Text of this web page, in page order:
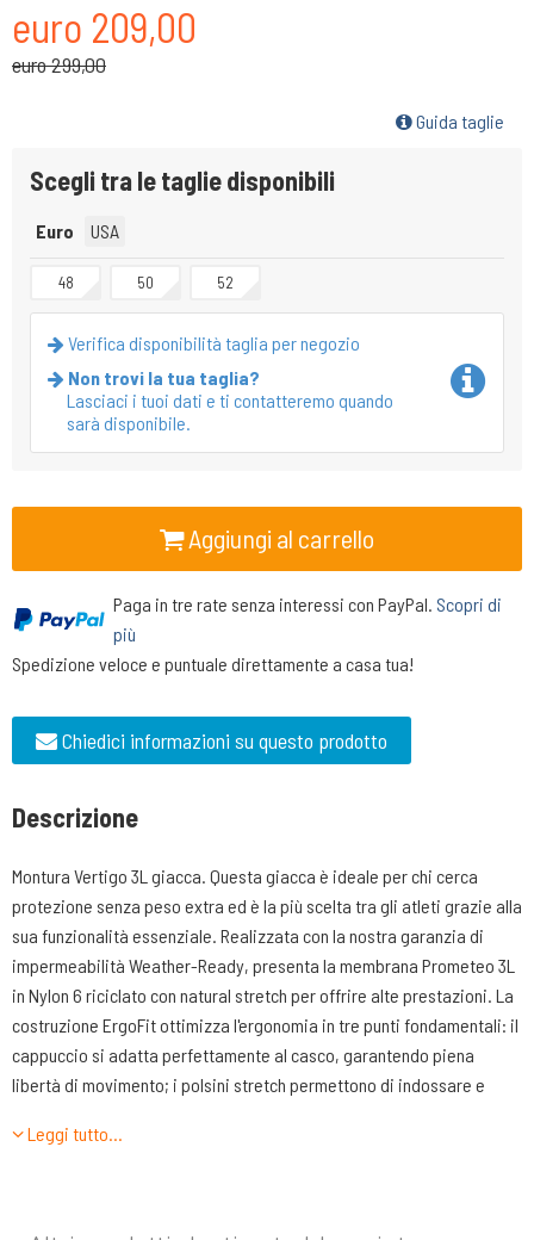
euro 209,00
euro 299,00
Guida taglie
Scegli tra le taglie disponibili
Euro USA
48 50 52
Verifica disponibilità taglia per negozio
Non trovi la tua taglia?
Lasciaci i tuoi dati e ti contatteremo quando
sarà disponibile.
Aggiungi al carrello
Paga in tre rate senza interessi con PayPal. Scopri di
più
Spedizione veloce e puntuale direttamente a casa tua!
Chiedici informazioni su questo prodotto
Descrizione
Montura Vertigo 3L giacca. Questa giacca è ideale per chi cerca
protezione senza peso extra ed è la più scelta tra gli atleti grazie alla
sua funzionalità essenziale. Realizzata con la nostra garanzia di
impermeabilità Weather-Ready, presenta la membrana Prometeo 3L
in Nylon 6 riciclato con natural stretch per offrire alte prestazioni. La
costruzione ErgoFit ottimizza l'ergonomia in tre punti fondamentali: il
cappuccio si adatta perfettamente al casco, garantendo piena
libertà di movimento; i polsini stretch permettono di indossare e
necessità di continue regolazioni; infine, gli inserti laterali
petto, una interna e due tasche per le mani, la giacca mantiene un
Leggi tutto…